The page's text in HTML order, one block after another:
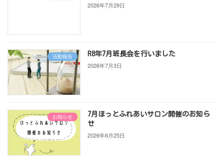
2026年7月29日
活動報告 R8年7月班長会を行いました
2026年7月3日
お知らせ
7月ほっとふれあいサロン開催のお知ら
せ
2026年6月25日